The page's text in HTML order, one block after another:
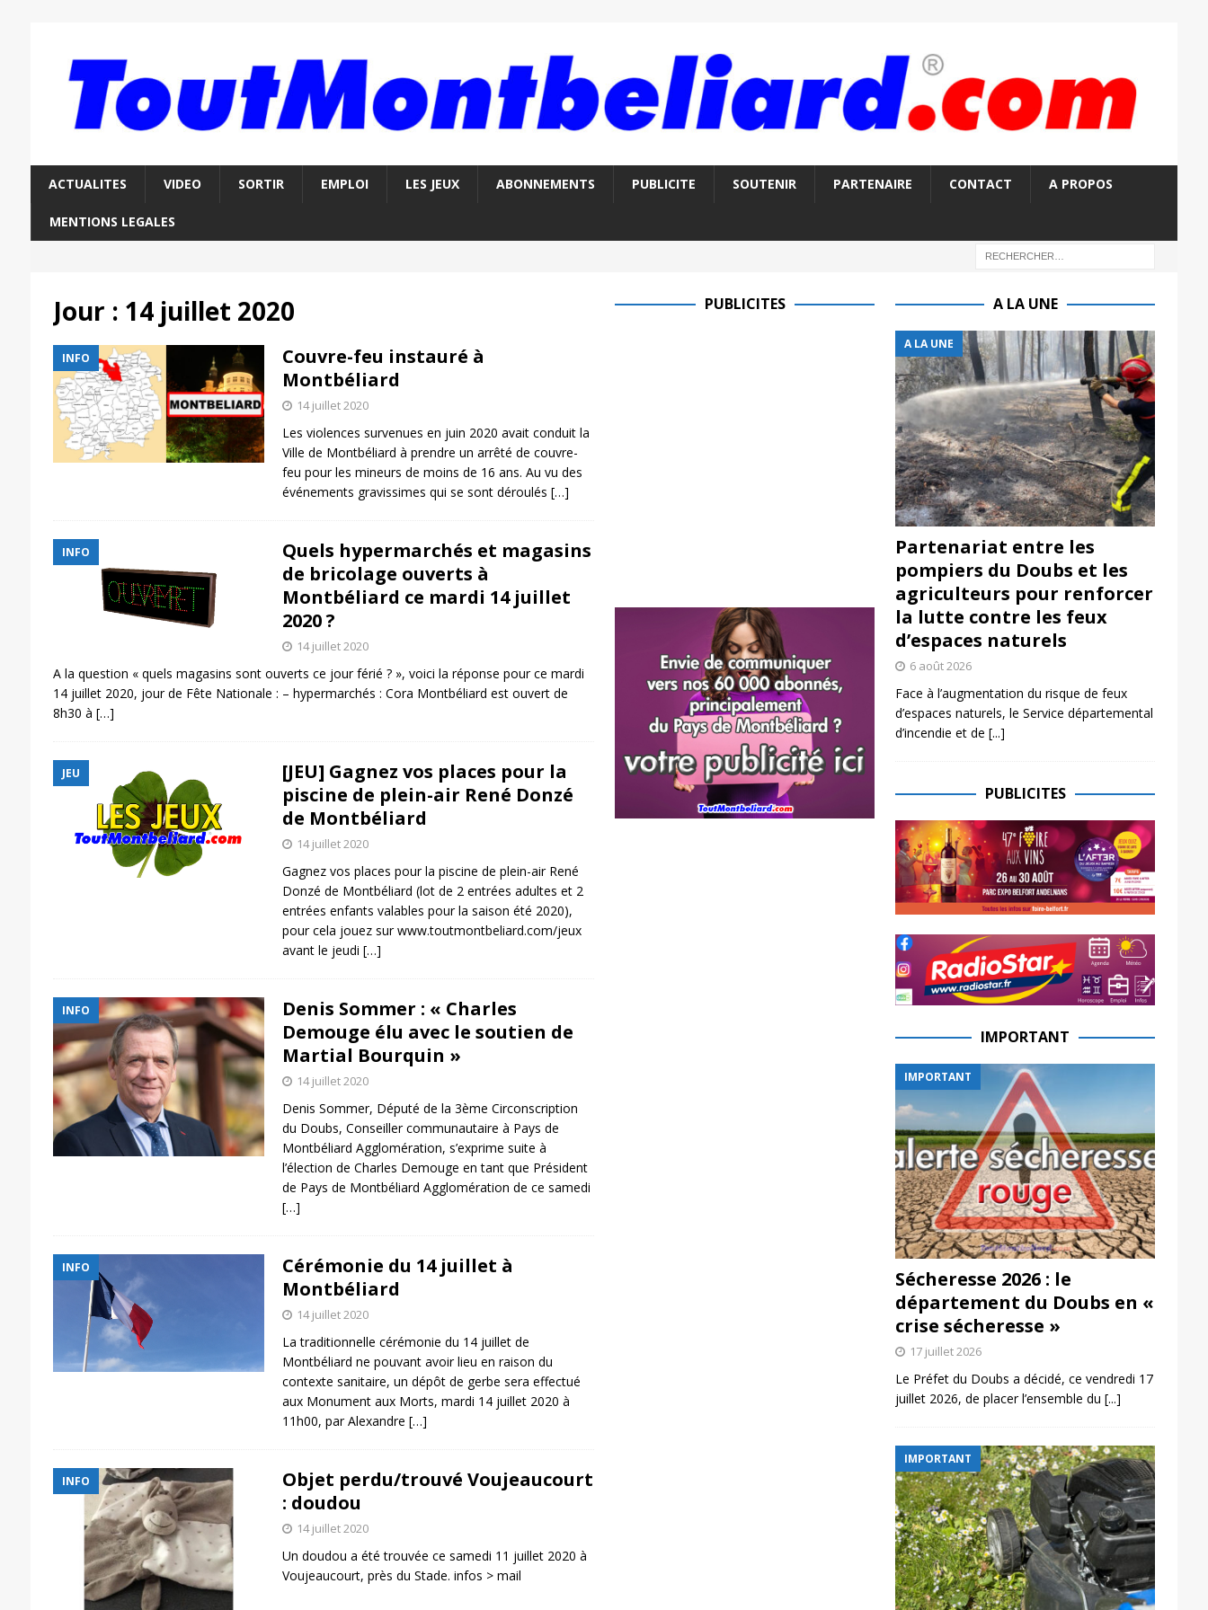
ACTUALITES VIDEO SORTIR EMPLOI LES JEUX ABONNEMENTS PUBLICITE SOUTENIR PARTENAIRE CONTACT A PROPOS
MENTIONS LEGALES
Jour : 14 juillet 2020
INFO
Couvre-feu instauré à
Montbéliard
14 juillet 2020
Les violences survenues en juin 2020 avait conduit la
Ville de Montbéliard à prendre un arrêté de couvre-
feu pour les mineurs de moins de 16 ans. Au vu des
événements gravissimes qui se sont déroulés […]
INFO
Quels hypermarchés et magasins
de bricolage ouverts à
Montbéliard ce mardi 14 juillet
2020 ?
14 juillet 2020
A la question « quels magasins sont ouverts ce jour férié ? », voici la réponse pour ce mardi
14 juillet 2020, jour de Fête Nationale : – hypermarchés : Cora Montbéliard est ouvert de
8h30 à […]
JEU
[JEU] Gagnez vos places pour la
piscine de plein-air René Donzé
de Montbéliard
14 juillet 2020
Gagnez vos places pour la piscine de plein-air René
Donzé de Montbéliard (lot de 2 entrées adultes et 2
entrées enfants valables pour la saison été 2020),
pour cela jouez sur www.toutmontbeliard.com/jeux
avant le jeudi […]
INFO
Denis Sommer : « Charles
Demouge élu avec le soutien de
Martial Bourquin »
14 juillet 2020
Denis Sommer, Député de la 3ème Circonscription
du Doubs, Conseiller communautaire à Pays de
Montbéliard Agglomération, s’exprime suite à
l’élection de Charles Demouge en tant que Président
de Pays de Montbéliard Agglomération de ce samedi
[…]
INFO
Cérémonie du 14 juillet à
Montbéliard
14 juillet 2020
La traditionnelle cérémonie du 14 juillet de
Montbéliard ne pouvant avoir lieu en raison du
contexte sanitaire, un dépôt de gerbe sera effectué
aux Monument aux Morts, mardi 14 juillet 2020 à
11h00, par Alexandre […]
INFO
Objet perdu/trouvé Voujeaucourt
: doudou
14 juillet 2020
Un doudou a été trouvée ce samedi 11 juillet 2020 à
Voujeaucourt, près du Stade. infos > mail
PUBLICITES A LA UNE
A LA UNE
Partenariat entre les
pompiers du Doubs et les
agriculteurs pour renforcer
la lutte contre les feux
d’espaces naturels
6 août 2026
Face à l’augmentation du risque de feux
d’espaces naturels, le Service départemental
d’incendie et de [...]
PUBLICITES
IMPORTANT
IMPORTANT
Sécheresse 2026 : le
département du Doubs en «
crise sécheresse »
17 juillet 2026
Le Préfet du Doubs a décidé, ce vendredi 17
juillet 2026, de placer l’ensemble du [...]
IMPORTANT